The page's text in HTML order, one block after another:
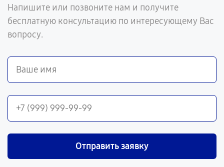
Напишите или позвоните нам и получите
бесплатную консультацию по интересующему Вас
вопросу.
Отправить заявку